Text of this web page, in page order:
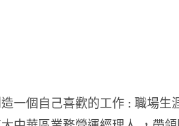
一個自己喜歡的工作 : 職場生